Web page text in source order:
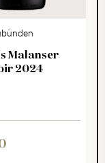
Malanser
2024